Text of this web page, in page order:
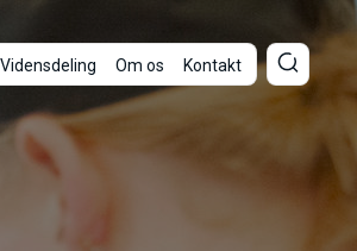
Vidensdeling Om os Kontakt